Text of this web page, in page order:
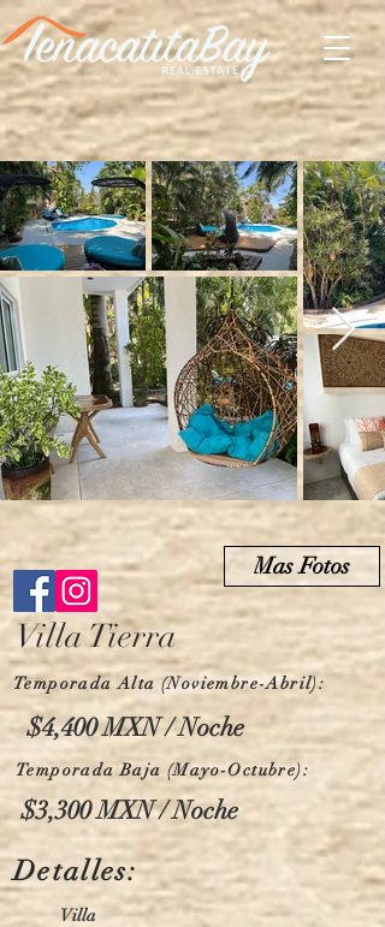
Mas Fotos
Villa Tierra
Temporada Alta (Noviembre-Abril):
$4,400 MXN / Noche
Temporada Baja (Mayo-Octubre):
$3,300 MXN / Noche
Detalles:
Villa